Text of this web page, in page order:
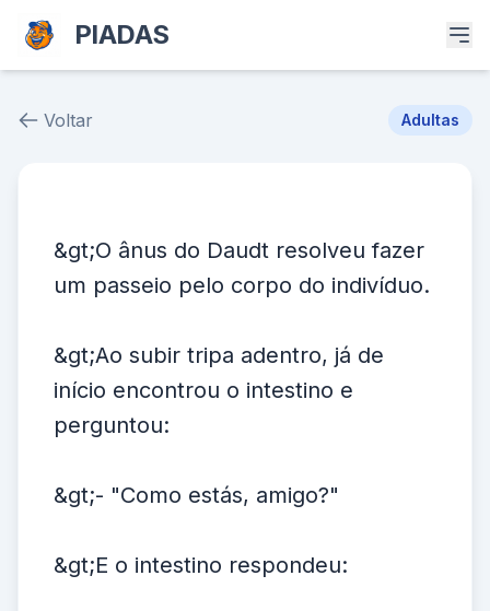
PIADAS
Voltar Adultas
&gt;O ânus do Daudt resolveu fazer
um passeio pelo corpo do indivíduo.
&gt;Ao subir tripa adentro, já de
início encontrou o intestino e
perguntou:
&gt;- "Como estás, amigo?"
&gt;E o intestino respondeu: